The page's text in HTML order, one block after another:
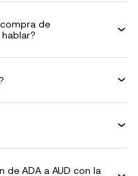
de
de ADA a AUD con la